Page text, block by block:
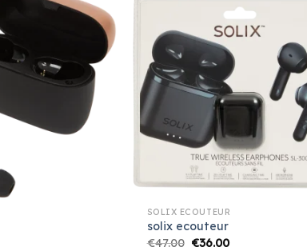
SOLIX ECOUTEUR
solix ecouteur
€47.00 €36.00